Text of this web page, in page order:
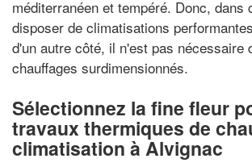
méditerranéen et tempéré. Donc, dans
disposer de climatisations
d'un autre côté, il n'est pas nécessaire
chauffages surdimensionnés.
Sélectionnez la fine fleur
travaux thermiques de
climatisation à Alvignac